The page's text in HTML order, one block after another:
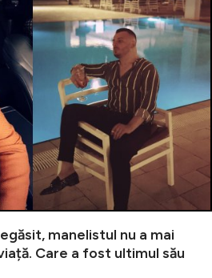
manelistul nu a mai
Care a fost ultimul său